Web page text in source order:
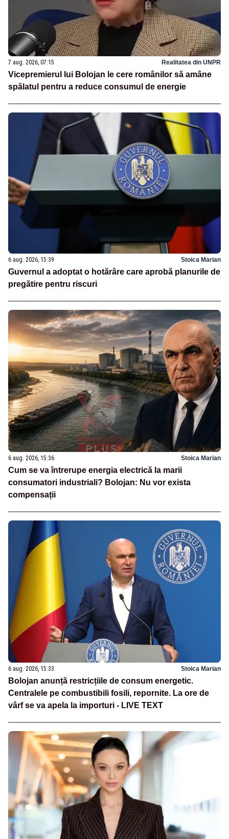
7 aug. 2026, 07:15 Realitatea din UNPR
Vicepremierul lui Bolojan le cere românilor să amâne
spălatul pentru a reduce consumul de energie
6 aug. 2026, 15:39 Stoica Marian
Guvernul a adoptat o hotărâre care aprobă planurile de
pregătire pentru riscuri
6 aug. 2026, 15:36 Stoica Marian
Cum se va întrerupe energia electrică la marii
consumatori industriali? Bolojan: Nu vor exista
compensații
6 aug. 2026, 15:33 Stoica Marian
Bolojan anunță restricțiile de consum energetic.
Centralele pe combustibili fosili, repornite. La ore de
vârf se va apela la importuri - LIVE TEXT